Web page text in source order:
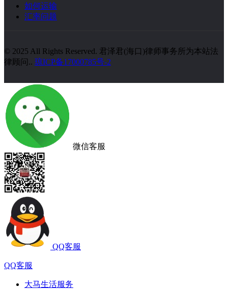
如何运输
汇率问题
© 2025 All Rights Reserved. 君泽君(海口)律师事务所为本站法
律顾问.. 琼ICP备17000785号-2
微信客服
QQ客服
QQ客服
大马生活服务